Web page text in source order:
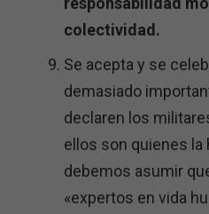
colectividad.
Se acepta y se
demasiado
declaren los
ellos son quienes la
debemos asumir
«expertos en vida